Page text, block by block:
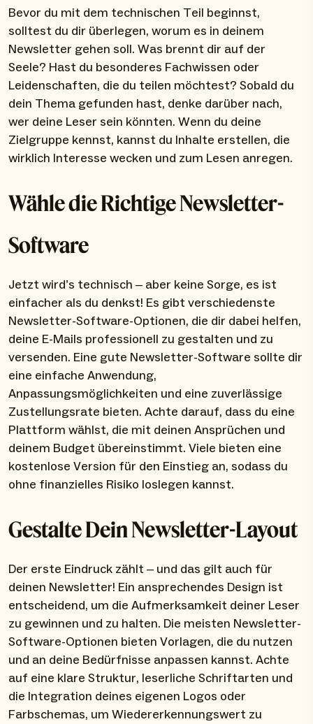
Bevor du mit dem technischen Teil beginnst,
solltest du dir überlegen, worum es in deinem
Newsletter gehen soll. Was brennt dir auf der
Seele? Hast du besonderes Fachwissen oder
Leidenschaften, die du teilen möchtest? Sobald du
dein Thema gefunden hast, denke darüber nach,
wer deine Leser sein könnten. Wenn du deine
Zielgruppe kennst, kannst du Inhalte erstellen, die
wirklich Interesse wecken und zum Lesen anregen.
Wähle die Richtige Newsletter-
Software
Jetzt wird’s technisch – aber keine Sorge, es ist
einfacher als du denkst! Es gibt verschiedenste
Newsletter-Software-Optionen, die dir dabei helfen,
deine E-Mails professionell zu gestalten und zu
versenden. Eine gute Newsletter-Software sollte dir
eine einfache Anwendung,
Anpassungsmöglichkeiten und eine zuverlässige
Zustellungsrate bieten. Achte darauf, dass du eine
Plattform wählst, die mit deinen Ansprüchen und
deinem Budget übereinstimmt. Viele bieten eine
kostenlose Version für den Einstieg an, sodass du
ohne finanzielles Risiko loslegen kannst.
Gestalte Dein Newsletter-Layout
Der erste Eindruck zählt – und das gilt auch für
deinen Newsletter! Ein ansprechendes Design ist
entscheidend, um die Aufmerksamkeit deiner Leser
zu gewinnen und zu halten. Die meisten Newsletter-
Software-Optionen bieten Vorlagen, die du nutzen
und an deine Bedürfnisse anpassen kannst. Achte
auf eine klare Struktur, leserliche Schriftarten und
die Integration deines eigenen Logos oder
Farbschemas, um Wiedererkennungswert zu